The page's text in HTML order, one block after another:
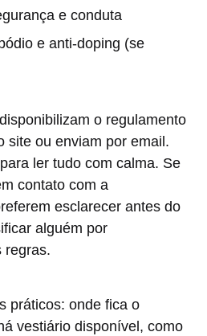
e conduta
e anti-doping (se
o regulamento
site ou enviam por email.
ler tudo com calma. Se
contato com a
esclarecer antes do
alguém por
regras.
práticos: onde fica o
vestiário disponível, como